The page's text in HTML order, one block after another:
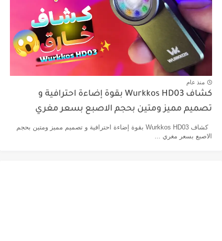
منذ عام
كشاف Wurkkos HD03 بقوة إضاءة احترافية و
تصميم مميز ومتين بحجم الاصبع بسعر مغري
كشاف Wurkkos HD03 بقوة إضاءة احترافية و تصميم مميز ومتين بحجم
الاصبع بسعر مغري ...